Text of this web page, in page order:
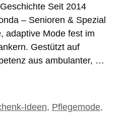
Seit 2014
– Senioren & Spezial
adaptive Mode fest im
Gestützt auf
aus ambulanter, …
Ideen, Pflegemode,